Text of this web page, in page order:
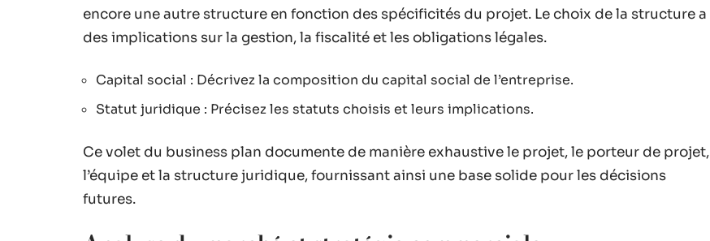
encore une autre structure en fonction des spécificités du projet. Le choix de la structure a
des implications sur la gestion, la fiscalité et les obligations légales.
Capital social : Décrivez la composition du capital social de l’entreprise.
Statut juridique : Précisez les statuts choisis et leurs implications.
Ce volet du business plan documente de manière exhaustive le projet, le porteur de projet,
l’équipe et la structure juridique, fournissant ainsi une base solide pour les décisions
futures.